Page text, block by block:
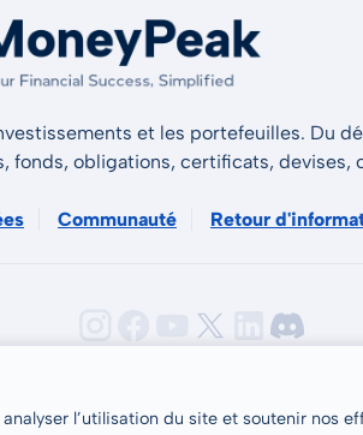
et les portefeuilles. Du
fonds, obligations, certificats,
Communauté Retour
l’utilisation du site et soutenir nos